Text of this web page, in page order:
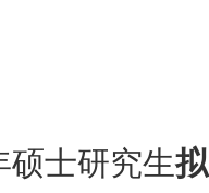
硕士研究生拟